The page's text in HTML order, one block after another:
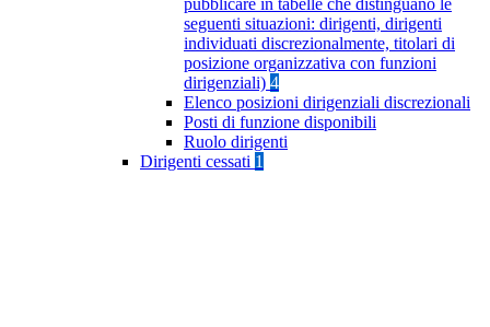
pubblicare in tabelle che distinguano le
seguenti situazioni: dirigenti, dirigenti
individuati discrezionalmente, titolari di
posizione organizzativa con funzioni
dirigenziali) 4
Elenco posizioni dirigenziali discrezionali
Posti di funzione disponibili
Ruolo dirigenti
Dirigenti cessati 1